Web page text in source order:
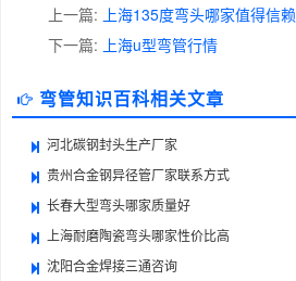
上一篇: 上海135度弯头哪家值得信赖
下一篇: 上海u型弯管行情
弯管知识百科相关文章
河北碳钢封头生产厂家
贵州合金钢异径管厂家联系方式
长春大型弯头哪家质量好
上海耐磨陶瓷弯头哪家性价比高
沈阳合金焊接三通咨询